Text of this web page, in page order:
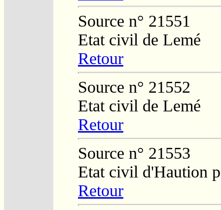
Source n° 21551
Etat civil de Lemé
Retour
Source n° 21552
Etat civil de Lemé
Retour
Source n° 21553
Etat civil d'Haution
Retour